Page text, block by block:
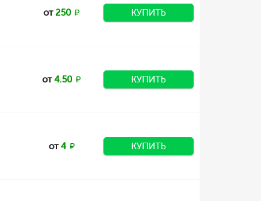
от250 КУПИТЬ
от4.50 КУПИТЬ
от4 КУПИТЬ